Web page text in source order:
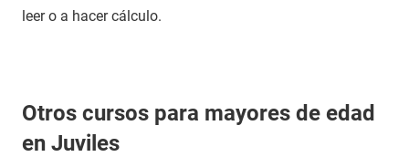
leer o a hacer cálculo.
Otros cursos para mayores de edad
en Juviles